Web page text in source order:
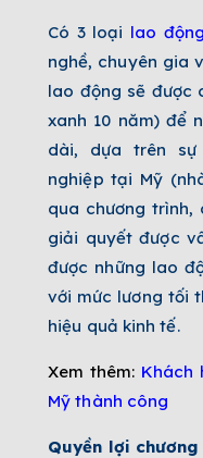
Có 3 loại lao
nghề, chuyên gia
lao động sẽ được
xanh 10 năm) để
dài, dựa trên
nghiệp tại Mỹ
qua chương trình,
giải quyết được
được những lao
với mức lương tối
hiệu quả kinh tế.
Xem thêm: Khách
Mỹ thành công
Quyền lợi chương